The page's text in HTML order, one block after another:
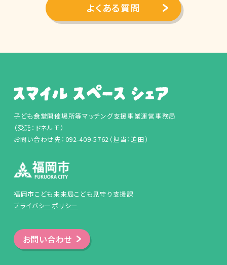
よくある質問
子ども食堂開催場所等マッチング支援事業運営事務局
（受託：ドネルモ）
お問い合わせ先：092-409-5762（担当：迫田）
福岡市こども未来局こども見守り支援課
プライバシーポリシー
お問い合わせ